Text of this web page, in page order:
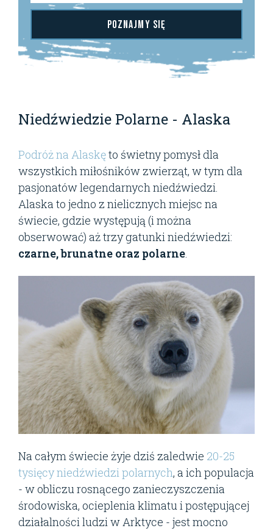
Poznajmy się
Niedźwiedzie Polarne - Alaska
Podróż na Alaskęto świetny pomysł dla
wszystkich miłośników zwierząt, w tym dla
pasjonatów legendarnych niedźwiedzi.
Alaska to jedno z nielicznych miejsc na
świecie, gdzie występują (i można
obserwować) aż trzy gatunki niedźwiedzi:
czarne, brunatne oraz polarne.
Na całym świecie żyje dziś zaledwie 20-25
tysięcy niedźwiedzi polarnych, a ich populacja
- w obliczu rosnącego zanieczyszczenia
środowiska, ocieplenia klimatu i postępującej
działalności ludzi w Arktyce - jest mocno